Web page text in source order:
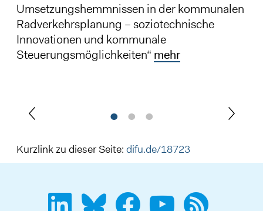
Umsetzungshemmnissen in der kommunalen
Radverkehrsplanung – soziotechnische
Innovationen und kommunale
Steuerungsmöglichkeiten“ mehr
Kurzlink zu dieser Seite: difu.de/18723